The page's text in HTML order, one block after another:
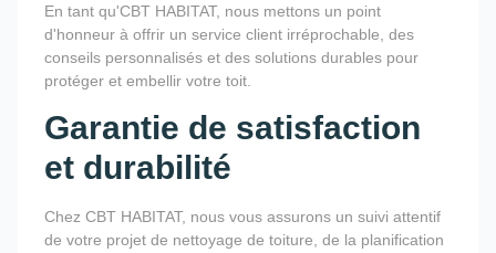
En tant qu'CBT HABITAT, nous mettons un point
d'honneur à offrir un service client irréprochable, des
conseils personnalisés et des solutions durables pour
protéger et embellir votre toit.
Garantie de satisfaction
et durabilité
Chez CBT HABITAT, nous vous assurons un suivi attentif
de votre projet de nettoyage de toiture, de la planification